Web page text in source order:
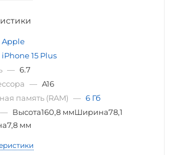
Apple
iPhone 15 Plus
— 6.7
— A16
память (RAM) — 6 Гб
— Высота160,8 ммШирина78,1
мм